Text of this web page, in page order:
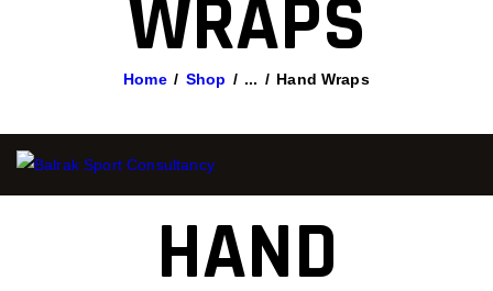
WRAPS
Home Shop ... Hand Wraps
HAND